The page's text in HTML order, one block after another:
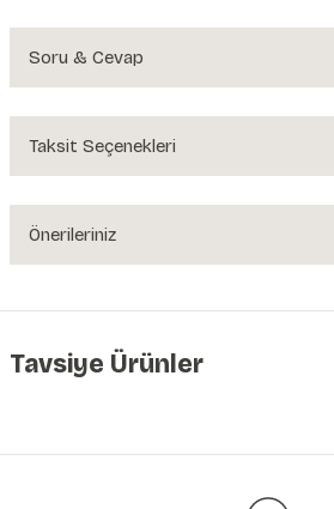
Soru & Cevap
Ürün hakkında henüz soru
Taksit Seçenekleri
Önerileriniz
yetersiz gördüğünüz noktaları öneri
Görüş ve önerileriniz için teşekkür ederiz.
Tavsiye Ürünler